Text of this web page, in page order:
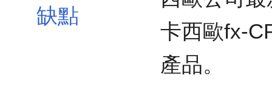
缺點
卡西歐fx-
產品。